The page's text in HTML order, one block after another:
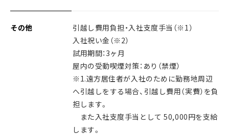
その他
引越し費用負担・入社支度手当（※1）
入社祝い金（※2）
試用期間：3ヶ月
屋内の受動喫煙対策：あり（禁煙）
※1.遠方居住者が入社のために勤務地周辺
へ引越しをする場合、引越し費用（実費）を負
担します。
また入社支度手当として 50,000円を支給
します。